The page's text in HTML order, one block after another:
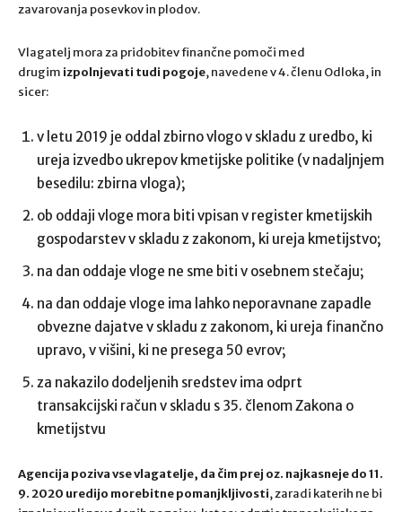
zavarovanja posevkov in plodov.
Vlagatelj mora za pridobitev finančne pomoči med
drugim izpolnjevati tudi pogoje, navedene v 4. členu Odloka, in
sicer:
v letu 2019 je oddal zbirno vlogo v skladu z uredbo, ki
ureja izvedbo ukrepov kmetijske politike (v nadaljnjem
besedilu: zbirna vloga);
ob oddaji vloge mora biti vpisan v register kmetijskih
gospodarstev v skladu z zakonom, ki ureja kmetijstvo;
na dan oddaje vloge ne sme biti v osebnem stečaju;
na dan oddaje vloge ima lahko neporavnane zapadle
obvezne dajatve v skladu z zakonom, ki ureja finančno
upravo, v višini, ki ne presega 50 evrov;
za nakazilo dodeljenih sredstev ima odprt
transakcijski račun v skladu s 35. členom Zakona o
kmetijstvu
Agencija poziva vse vlagatelje, da čim prej oz. najkasneje do 11.
9. 2020 uredijo morebitne pomanjkljivosti, zaradi katerih ne bi